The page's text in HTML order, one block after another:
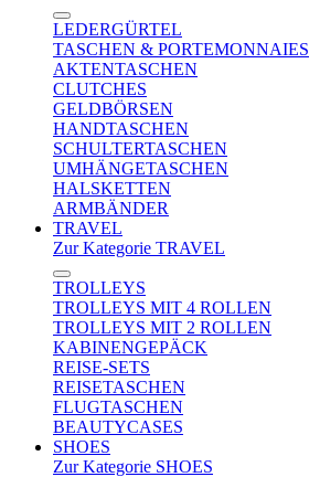
LEDERGÜRTEL
TASCHEN & PORTEMONNAIES
AKTENTASCHEN
CLUTCHES
GELDBÖRSEN
HANDTASCHEN
SCHULTERTASCHEN
UMHÄNGETASCHEN
HALSKETTEN
ARMBÄNDER
TRAVEL
Zur Kategorie TRAVEL
TROLLEYS
TROLLEYS MIT 4 ROLLEN
TROLLEYS MIT 2 ROLLEN
KABINENGEPÄCK
REISE-SETS
REISETASCHEN
FLUGTASCHEN
BEAUTYCASES
SHOES
Zur Kategorie SHOES